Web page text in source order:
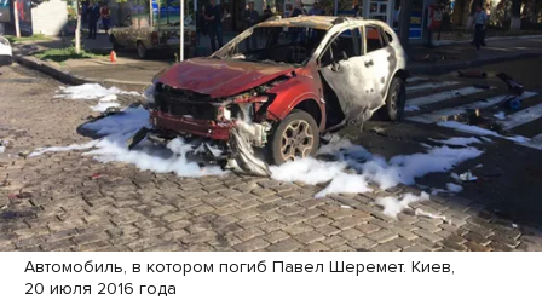
Автомобиль, в котором погиб Павел Шеремет. Киев,
20 июля 2016 года